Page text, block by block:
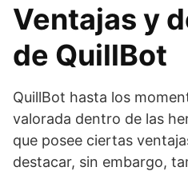
Ventajas y
de QuillBot
QuillBot hasta los
valorada dentro de las
que posee ciertas
destacar, sin embargo,